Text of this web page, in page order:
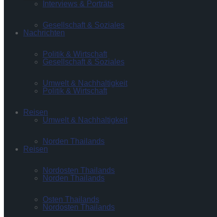
Gesellschaft & Soziales
Politik & Wirtschaft
Umwelt & Nachhaltigkeit
Reisen
Norden Thailands
Nordosten Thailands
Osten Thailands
Interviews & Porträts
Nachrichten
Gesellschaft & Soziales
Politik & Wirtschaft
Umwelt & Nachhaltigkeit
Reisen
Norden Thailands
Nordosten Thailands